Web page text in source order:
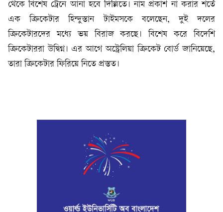
থেকে বিশেষ ট্রেনে আনা হবে দিল্লিতে। নাম প্রকাশ না করার শর্তে
এক ক্রিকেটার হিন্দুস্তান টাইমসকে বলেছেন, দুই দলের
ক্রিকেটারদের মধ্যে ভয় বিরাজ করছে। বিশেষ করে বিদেশি
ক্রিকেটাররা উদ্বিগ্ন। এর আগে অস্ট্রেলিয়া ক্রিকেট বোর্ড জানিয়েছে,
তারা ক্রিকেটার ফিরিয়ে নিতে প্রস্তত।